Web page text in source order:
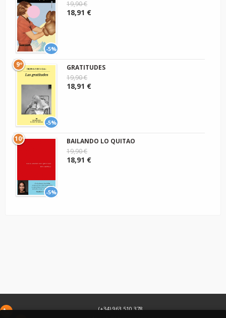
-5%
19,90 €
18,91 €
-5%
9º
GRATITUDES
19,90 €
18,91 €
-5%
10º
BAILANDO LO QUITAO
19,90 €
18,91 €
(+34) 963 510 378